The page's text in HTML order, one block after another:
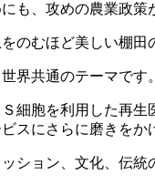
も、攻めの農業政策
のむほど美しい棚田
界共通のテーマです。
細胞を利用した再生
スにさらに磨きを
ション、文化、伝統